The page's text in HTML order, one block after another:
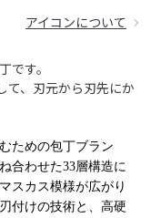
アイコンについて
です。
、刃元から刃先にか
ための包丁ブラン
合わせた33層構造に
スカス模様が広がり
付けの技術と、高硬